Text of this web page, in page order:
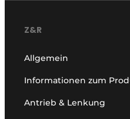
Z&R
Allgemein
Informationen zum
Antrieb & Lenkung